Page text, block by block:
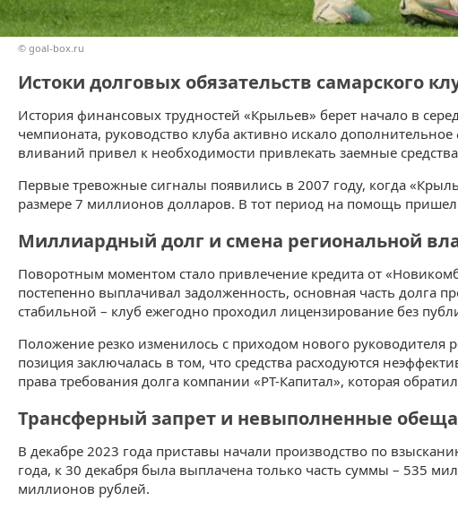
© goal-box.ru
Истоки долговых обязательств самарского
История финансовых трудностей «Крыльев» берет начало в
чемпионата, руководство клуба активно искало
вливаний привел к необходимости привлекать заемные
Первые тревожные сигналы появились в 2007 году, когда
размере 7 миллионов долларов. В тот период на помощь пришел
Миллиардный долг и смена региональной
Поворотным моментом стало привлечение кредита от
постепенно выплачивал задолженность, основная часть долга
стабильной – клуб ежегодно проходил лицензирование без
Положение резко изменилось с приходом нового
позиция заключалась в том, что средства расходуются
права требования долга компании «РТ-Капитал», которая
Трансферный запрет и невыполненные
В декабре 2023 года приставы начали производство по
года, к 30 декабря была выплачена только часть суммы – 535
миллионов рублей.